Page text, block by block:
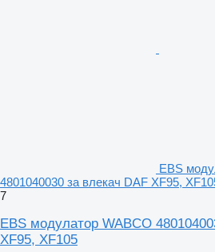
EBS
4801040030 за влекач DAF XF95,
7
EBS модулатор WABCO
XF95, XF105